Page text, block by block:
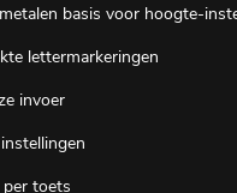
basis voor hoogte-
lettermarkeringen
invoer
per toets